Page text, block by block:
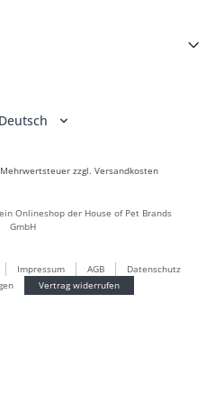
zzgl. Versandkosten
Deutsch
Impressum AGB
Datenschutz
Vertrag widerrufen
Onlineshop der House of Pet Brands
GmbH